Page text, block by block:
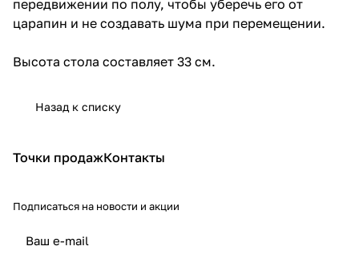
передвижении по полу, чтобы уберечь его от
царапин и не создавать шума при перемещении.
Высота стола составляет 33 см.
Назад к списку
Точки продажКонтакты
Подписаться на новости и акции